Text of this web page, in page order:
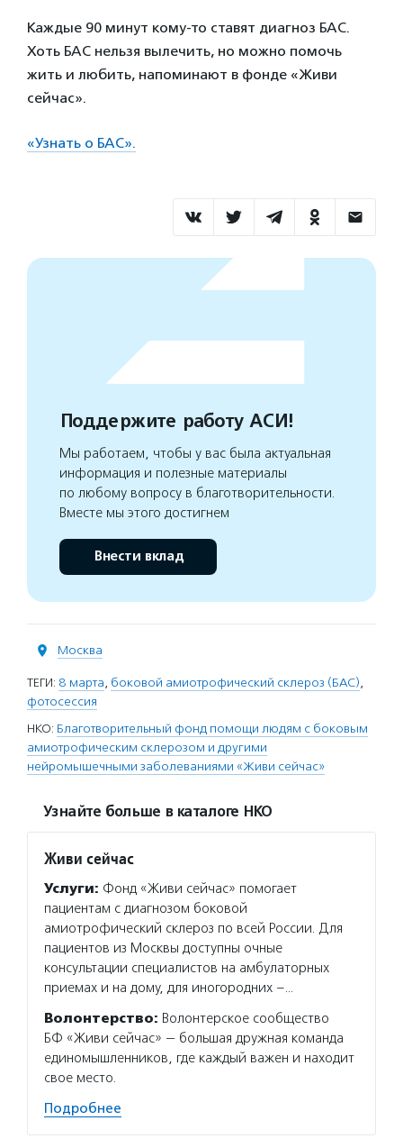
Каждые 90 минут кому-то ставят диагноз БАС.
Хоть БАС нельзя вылечить, но можно помочь
жить и любить, напоминают в фонде «Живи
сейчас».
«Узнать о БАС».
Поддержите работу АСИ!
Мы работаем, чтобы у вас была актуальная
информация и полезные материалы
по любому вопросу в благотворительности.
Вместе мы этого достигнем
Внести вклад
Москва
ТЕГИ: 8 марта, боковой амиотрофический склероз (БАС),
фотосессия
НКО: Благотворительный фонд помощи людям с боковым
амиотрофическим склерозом и другими
нейромышечными заболеваниями «Живи сейчас»
Узнайте больше в каталоге НКО
Живи сейчас
Услуги: Фонд «Живи сейчас» помогает
пациентам с диагнозом боковой
амиотрофический склероз по всей России. Для
пациентов из Москвы доступны очные
консультации специалистов на амбулаторных
приемах и на дому, для иногородних –…
Волонтерство: Волонтерское сообщество
БФ «Живи сейчас» — большая дружная команда
единомышленников, где каждый важен и находит
свое место.
Подробнее